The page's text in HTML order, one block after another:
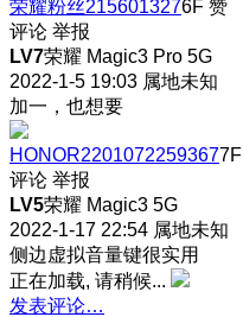
荣耀粉丝2156013276F 赞
评论 举报
LV7荣耀 Magic3 Pro 5G
2022-1-5 19:03 属地未知
加一，也想要
HONOR22010722593677F
评论 举报
LV5荣耀 Magic3 5G
2022-1-17 22:54 属地未知
侧边虚拟音量键很实用
正在加载, 请稍候...
发表评论…